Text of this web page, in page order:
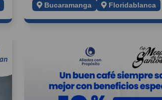
Bucaramanga
Floridablanca